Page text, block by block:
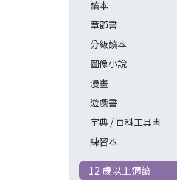
讀本
章節書
分級讀本
圖像小說
漫畫
遊戲書
字典 / 百科工具書
練習本
12 歲以上適讀